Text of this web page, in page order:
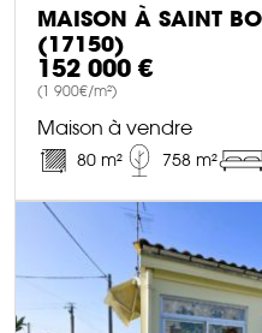
MAISON À SAINT
(17150)
152 000 €
(1 900€/m²)
Maison à vendre
80 m² 758 m²
DÉCOUVRIR CE BIEN